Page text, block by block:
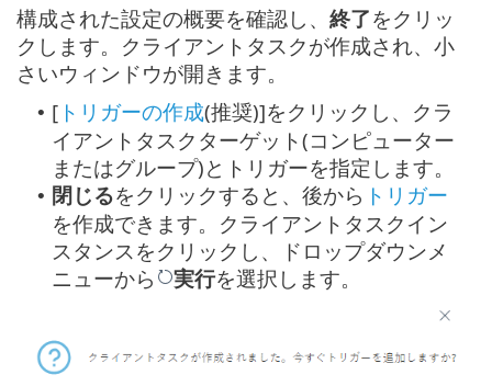
構成された設定の概要を確認し、 終了をクリッ
クします。クライアントタスクが作成され、小
さいウィンドウが開きます。
• [ トリガーの作成(推奨)]をクリックし、クラ
イアントタスクターゲット(コンピューター
またはグループ)とトリガーを指定します。
• 閉じるをクリックすると、後から トリガー
を作成できます。クライアントタスクイン
スタンスをクリックし、ドロップダウンメ
ニューから
実行を選択します。